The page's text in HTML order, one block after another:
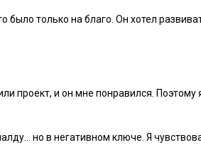
только на благо. Он хотел
проект, и он мне понравился. Поэтому
но в негативном ключе. Я